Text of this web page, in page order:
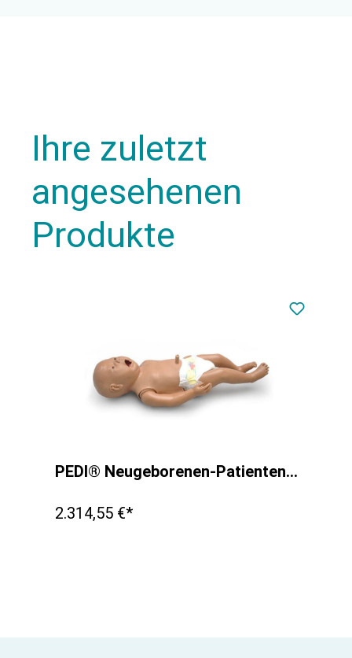
Ihre zuletzt
angesehenen
Produkte
PEDI® Neugeborenen-Patientensimulator
2.314,55 €*